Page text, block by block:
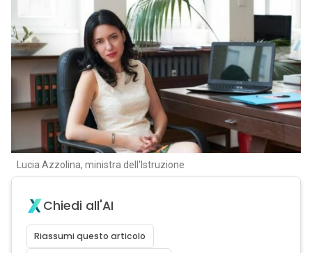
Lucia Azzolina, ministra dell'Istruzione
Chiedi all'AI
Riassumi questo articolo